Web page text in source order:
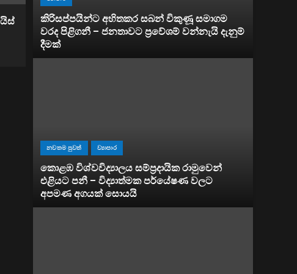
කිරිසප්පයින්ට අහිතකර සබන් විකුණූ සමාගම
වරද පිළිගනී – ජනතාවට ප්‍රවේශම් වන්නැයි දැනුම්
දීමක්
නවතම පුවත් ව්‍යාපාර
කොළඹ විශ්වවිද්‍යාලය සම්ප්‍රදායික රාමුවෙන්
එළියට පනී – විද්‍යාත්මක පර්යේෂණ වලට
අපමණ අගයක් සොයයි